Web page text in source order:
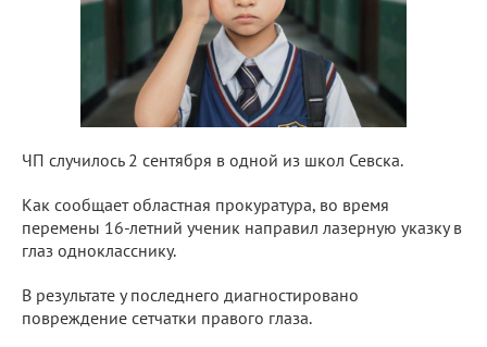
ЧП случилось 2 сентября в одной из школ Севска.
Как сообщает областная прокуратура, во время
перемены 16-летний ученик направил лазерную указку в
глаз однокласснику.
В результате у последнего диагностировано
повреждение сетчатки правого глаза.